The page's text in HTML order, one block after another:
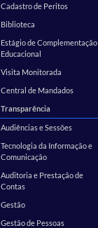
Cadastro de Peritos
Biblioteca
Estágio de Complementação
Educacional
Visita Monitorada
Central de Mandados
Transparência
Audiências e Sessões
Tecnologia da Informação e
Comunicação
Auditoria e Prestação de
Contas
Gestão
Gestão de Pessoas